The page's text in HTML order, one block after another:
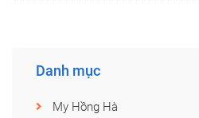
Danh mục
My Hồng Hà